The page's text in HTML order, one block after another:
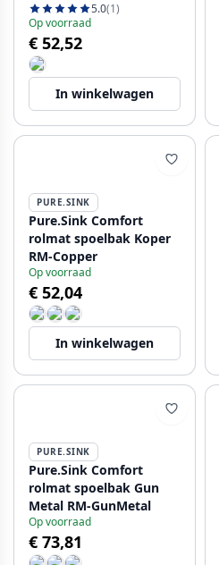
5.0(1)
Op voorraad
€ 52,52
In winkelwagen
PURE.SINK
Pure.Sink Comfort
rolmat spoelbak Koper
RM-Copper
Op voorraad
€ 52,04
In winkelwagen
PURE.SINK
Pure.Sink Comfort
rolmat spoelbak Gun
Metal RM-GunMetal
Op voorraad
€ 73,81